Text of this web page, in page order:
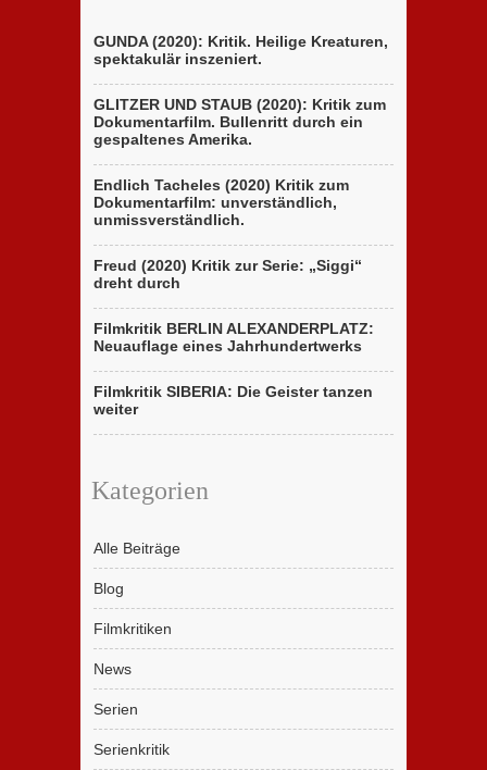
GUNDA (2020): Kritik. Heilige Kreaturen,
spektakulär inszeniert.
GLITZER UND STAUB (2020): Kritik zum
Dokumentarfilm. Bullenritt durch ein
gespaltenes Amerika.
Endlich Tacheles (2020) Kritik zum
Dokumentarfilm: unverständlich,
unmissverständlich.
Freud (2020) Kritik zur Serie: „Siggi“
dreht durch
Filmkritik BERLIN ALEXANDERPLATZ:
Neuauflage eines Jahrhundertwerks
Filmkritik SIBERIA: Die Geister tanzen
weiter
Kategorien
Alle Beiträge
Blog
Filmkritiken
News
Serien
Serienkritik